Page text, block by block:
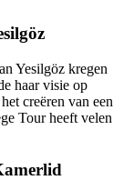
Yesilgöz kregen
haar visie op
creëren van een
Tour heeft velen